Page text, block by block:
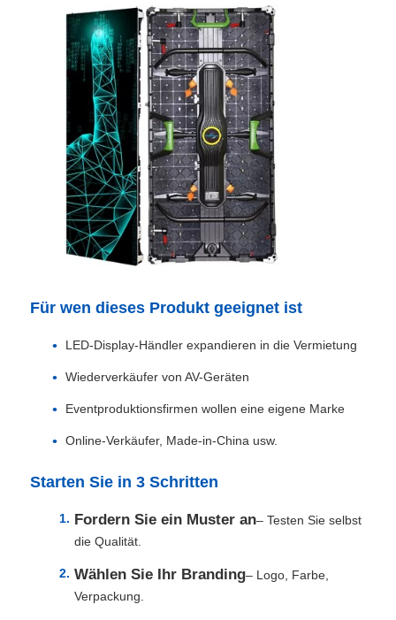
Für wen dieses Produkt geeignet ist
LED-Display-Händler expandieren in die Vermietung
Wiederverkäufer von AV-Geräten
Eventproduktionsfirmen wollen eine eigene Marke
Online-Verkäufer, Made-in-China usw.
Starten Sie in 3 Schritten
Fordern Sie ein Muster an– Testen Sie selbst
die Qualität.
Wählen Sie Ihr Branding– Logo, Farbe,
Verpackung.